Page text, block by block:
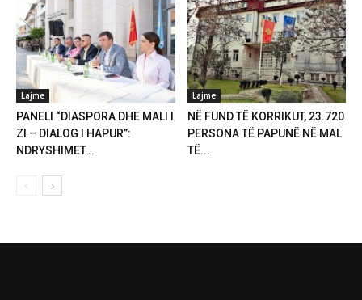
Lajme
PANELI “DIASPORA DHE MALI I
ZI – DIALOG I HAPUR”:
NDRYSHIMET...
Lajme
NË FUND TË KORRIKUT, 23.720
PERSONA TË PAPUNË NË MAL
TË...